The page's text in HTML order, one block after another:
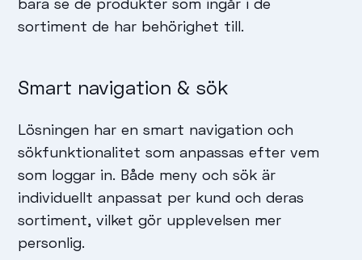
sortiment de har behörighet till.
Smart navigation & sök
Lösningen har en smart navigation och
sökfunktionalitet som anpassas efter vem
som loggar in. Både meny och sök är
individuellt anpassat per kund och deras
sortiment, vilket gör upplevelsen mer
personlig.